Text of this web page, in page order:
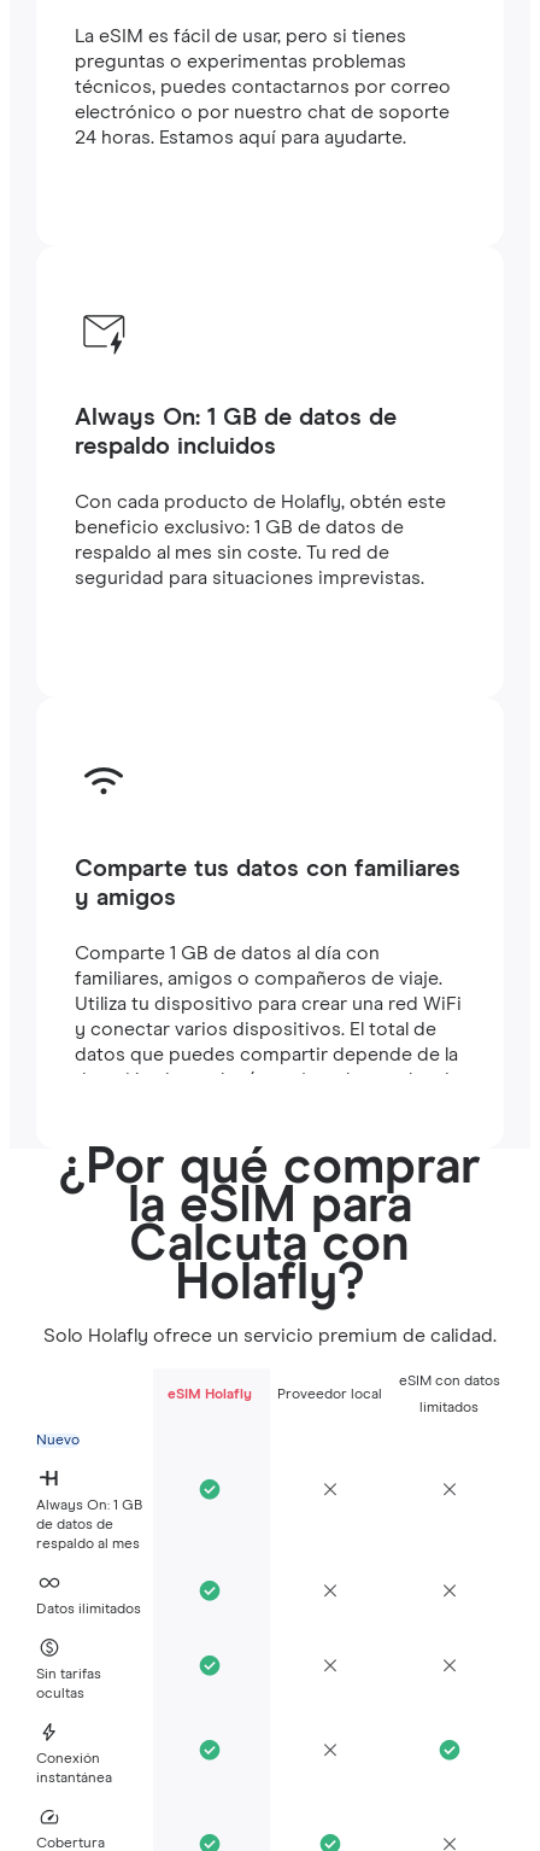
La eSIM es fácil de usar, pero si tienes
preguntas o experimentas problemas
técnicos, puedes contactarnos por correo
electrónico o por nuestro chat de soporte
24 horas. Estamos aquí para ayudarte.
Always On: 1 GB de datos de
respaldo incluidos
Con cada producto de Holafly, obtén este
beneficio exclusivo: 1 GB de datos de
respaldo al mes sin coste. Tu red de
seguridad para situaciones imprevistas.
Comparte tus datos con familiares
y amigos
Comparte 1 GB de datos al día con
familiares, amigos o compañeros de viaje.
Utiliza tu dispositivo para crear una red WiFi
y conectar varios dispositivos. El total de
datos que puedes compartir depende de la
duración de tu plan (por ejemplo, un plan de
¿Por qué comprar
la eSIM para
Calcuta con
Holafly?
Solo Holafly ofrece un servicio premium de calidad.
eSIM Holafly Proveedor local
eSIM con datos
limitados
Nuevo
Always On: 1 GB
de datos de
respaldo al mes
Datos ilimitados
Sin tarifas
ocultas
Conexión
instantánea
Cobertura